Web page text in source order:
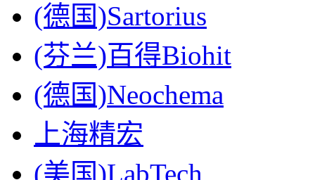
(德国)Sartorius
(芬兰)百得Biohit
(德国)Neochema
上海精宏
(美国)LabTech